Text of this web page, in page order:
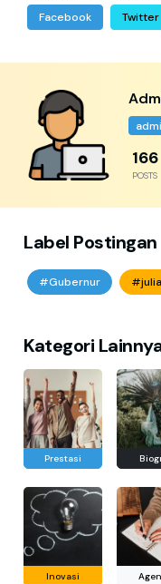
Facebook Twitter
204
POSTS
Label Postingan
#Gubernur
Kategori
Prestasi
Inovasi